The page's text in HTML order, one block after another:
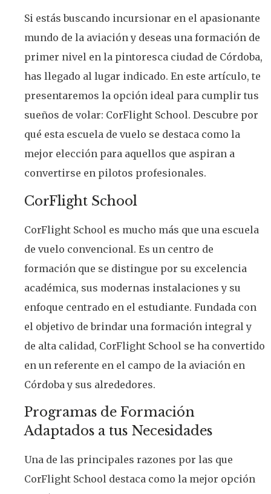
Si estás buscando incursionar en el apasionante
mundo de la aviación y deseas una formación de
primer nivel en la pintoresca ciudad de Córdoba,
has llegado al lugar indicado. En este artículo, te
presentaremos la opción ideal para cumplir tus
sueños de volar: CorFlight School. Descubre por
qué esta escuela de vuelo se destaca como la
mejor elección para aquellos que aspiran a
convertirse en pilotos profesionales.
CorFlight School
CorFlight School es mucho más que una escuela
de vuelo convencional. Es un centro de
formación que se distingue por su excelencia
académica, sus modernas instalaciones y su
enfoque centrado en el estudiante. Fundada con
el objetivo de brindar una formación integral y
de alta calidad, CorFlight School se ha convertido
en un referente en el campo de la aviación en
Córdoba y sus alrededores.
Programas de Formación
Adaptados a tus Necesidades
Una de las principales razones por las que
CorFlight School destaca como la mejor opción